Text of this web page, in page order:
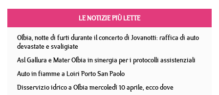
LE NOTIZIE PIÙ LETTE
Olbia, notte di furti durante il concerto di Jovanotti: raffica di auto
devastate e svaligiate
Asl Gallura e Mater Olbia in sinergia per i protocolli assistenziali
Auto in fiamme a Loiri Porto San Paolo
Disservizio idrico a Olbia mercoledì 10 aprile, ecco dove